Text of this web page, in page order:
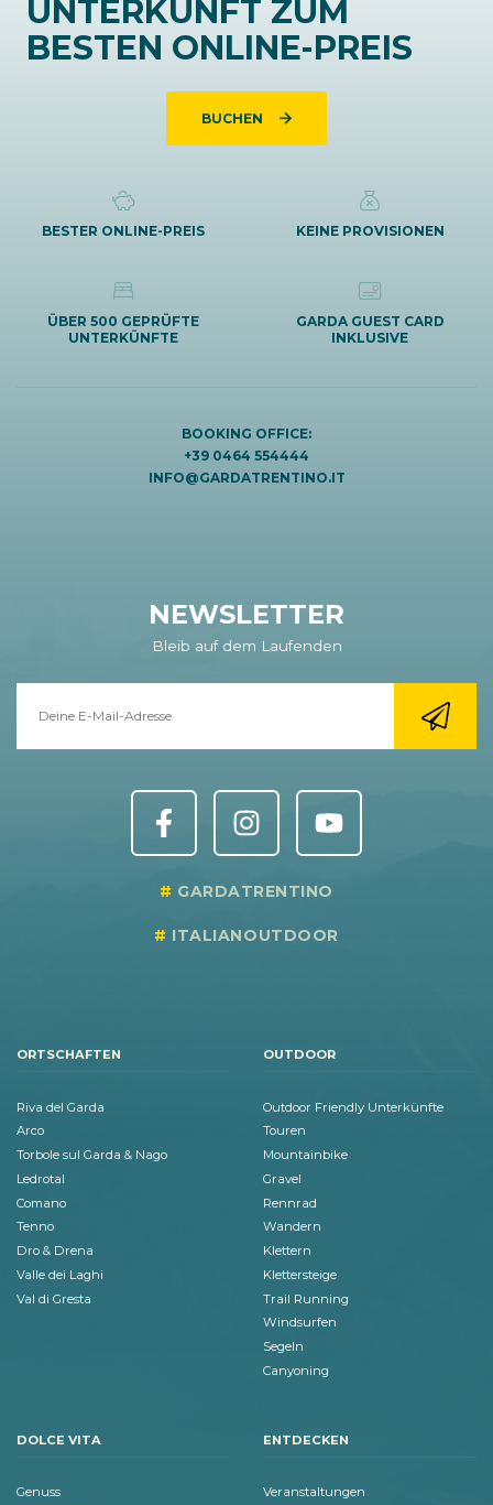
UNTERKUNFT ZUM
BESTEN ONLINE-PREIS
BUCHEN
BESTER ONLINE-PREIS KEINE PROVISIONEN
ÜBER 500 GEPRÜFTE
UNTERKÜNFTE
GARDA GUEST CARD
INKLUSIVE
BOOKING OFFICE:
+39 0464 554444
INFO@GARDATRENTINO.IT
NEWSLETTER
Bleib auf dem Laufenden
GARDATRENTINO
ITALIANOUTDOOR
ORTSCHAFTEN
Riva del Garda
Arco
Torbole sul Garda & Nago
Ledrotal
Comano
Tenno
Dro & Drena
Valle dei Laghi
Val di Gresta
OUTDOOR
Outdoor Friendly Unterkünfte
Touren
Mountainbike
Gravel
Rennrad
Wandern
Klettern
Klettersteige
Trail Running
Windsurfen
Segeln
Canyoning
DOLCE VITA
Genuss
ENTDECKEN
Veranstaltungen